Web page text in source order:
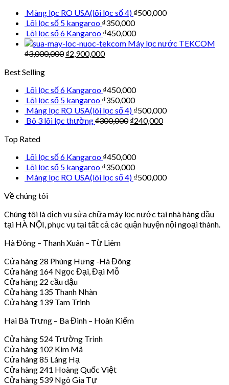
Màng lọc RO USA(lõi lọc số 4) ₫500,000
Lõi lọc số 5 kangaroo ₫350,000
Lõi lọc số 6 Kangaroo ₫450,000
Máy lọc nước TEKCOM
₫3,000,000 ₫2,900,000
Best Selling
Lõi lọc số 6 Kangaroo ₫450,000
Lõi lọc số 5 kangaroo ₫350,000
Màng lọc RO USA(lõi lọc số 4) ₫500,000
Bô 3 lõi lọc thường₫300,000 ₫240,000
Top Rated
Lõi lọc số 6 Kangaroo ₫450,000
Lõi lọc số 5 kangaroo ₫350,000
Màng lọc RO USA(lõi lọc số 4) ₫500,000
Về chúng tôi
Chúng tôi là dịch vụ sửa chữa máy lọc nước tại nhà hàng đầu
tại HÀ NỘI, phục vụ tại tất cả các quận huyện nội ngoại thành.
Hà Đông – Thanh Xuân – Từ Liêm
Cửa hàng 28 Phùng Hưng -Hà Đông
Cửa hàng 164 Ngọc Đại, Đại Mỗ
Cửa hàng 22 cầu dậu
Cửa hàng 135 Thanh Nhàn
Cửa hàng 139 Tam Trinh
Hai Bà Trưng – Ba Đình – Hoàn Kiếm
Cửa hàng 524 Trường Trinh
Cửa hàng 102 Kim Mã
Cửa hàng 85 Láng Hạ
Cửa hàng 241 Hoàng Quốc Việt
Cửa hàng 539 Ngô Gia Tự